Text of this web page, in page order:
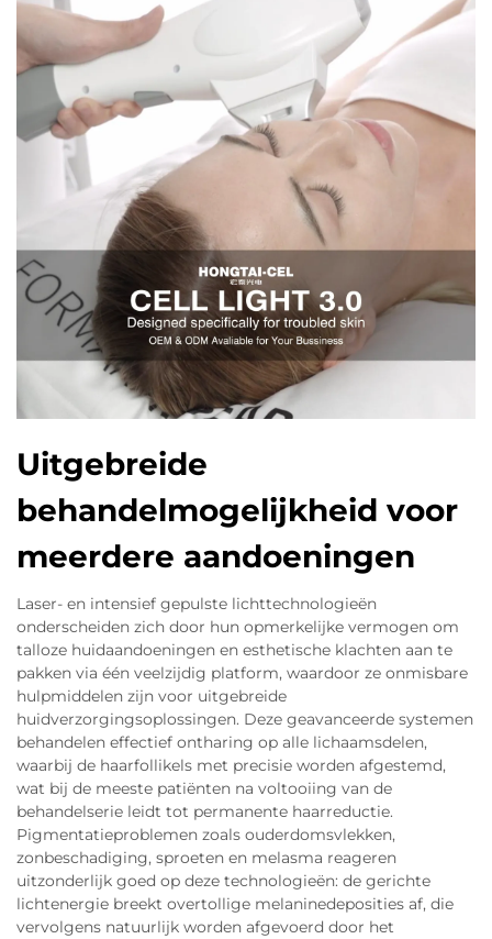
Uitgebreide
behandelmogelijkheid voor
meerdere aandoeningen
Laser- en intensief gepulste lichttechnologieën
onderscheiden zich door hun opmerkelijke vermogen om
talloze huidaandoeningen en esthetische klachten aan te
pakken via één veelzijdig platform, waardoor ze onmisbare
hulpmiddelen zijn voor uitgebreide
huidverzorgingsoplossingen. Deze geavanceerde systemen
behandelen effectief ontharing op alle lichaamsdelen,
waarbij de haarfollikels met precisie worden afgestemd,
wat bij de meeste patiënten na voltooiing van de
behandelserie leidt tot permanente haarreductie.
Pigmentatieproblemen zoals ouderdomsvlekken,
zonbeschadiging, sproeten en melasma reageren
uitzonderlijk goed op deze technologieën: de gerichte
lichtenergie breekt overtollige melaninedeposities af, die
vervolgens natuurlijk worden afgevoerd door het